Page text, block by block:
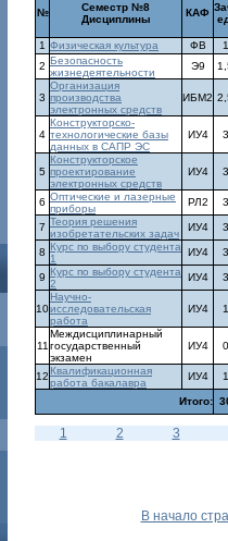
№
Семестр №8
Дисциплины
КАФ
1 Физическая культура ФВ
1
2 Безопасность
жизнедеятельности
Э9
3
Организация
производства
электронных средств
ИБМ2
4
Конструкторско-
технологические базы
данных в САПР ЭС
ИУ4 3
5
Конструкторское
проектирование
электронных средств
ИУ4 3
6 Оптические и лазерные
приборы
РЛ2 3
7 Теория решения
изобретательских задач
ИУ4 3
8 Курс по выбору студента
1
ИУ4 3
9 Курс по выбору студента
2
ИУ4 3
10
Научно-
исследовательская
работа
ИУ4 1
11
Междисциплинарный
государственный
экзамен
ИУ4 0
12 Квалификационная
работа бакалавра
ИУ4 1
Итого:
1 2 3
В начало